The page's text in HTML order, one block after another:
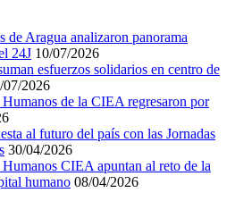
de Aragua analizaron panorama
24J 10/07/2026
esfuerzos solidarios en centro de
07/2026
Humanos de la CIEA regresaron por
al futuro del país con las Jornadas
30/04/2026
Humanos CIEA apuntan al reto de la
humano 08/04/2026